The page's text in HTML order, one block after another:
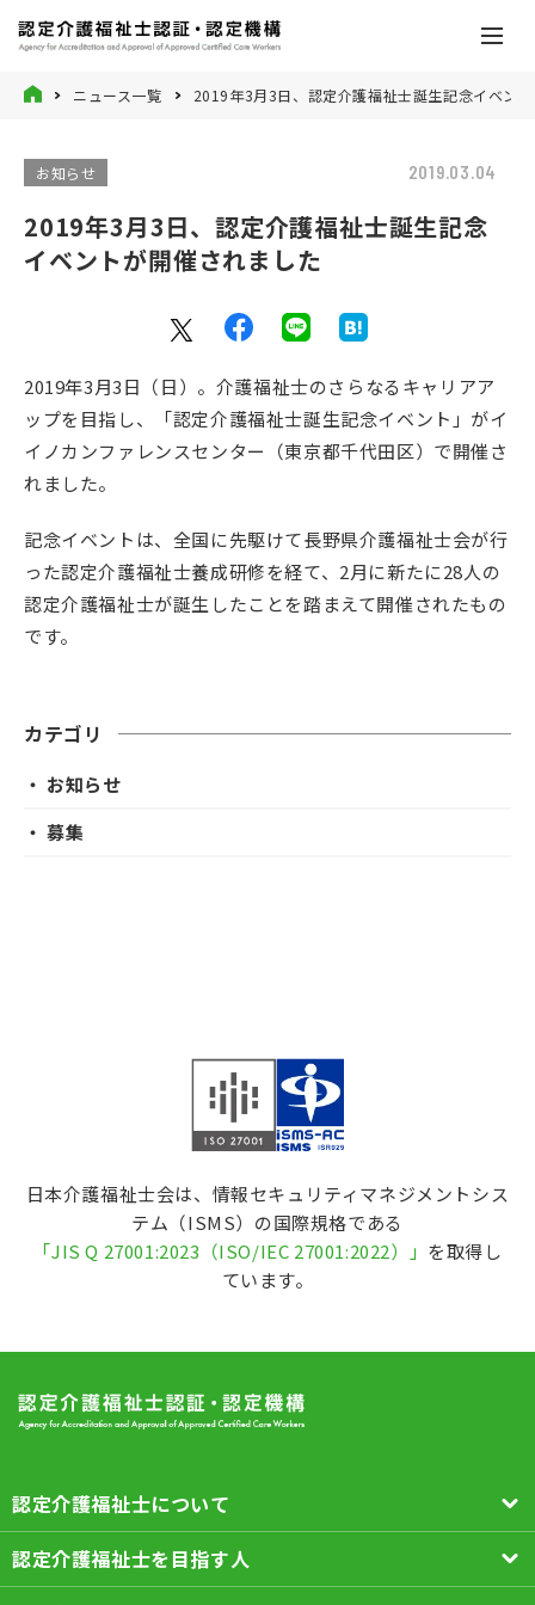
ニュース一覧 2019年3月3日、認定介護福祉士誕生記念イベン
お知らせ 2019.03.04
2019年3月3日、認定介護福祉士誕生記念
イベントが開催されました
2019年3月3日（日）。介護福祉士のさらなるキャリアア
ップを目指し、「認定介護福祉士誕生記念イベント」がイ
イノカンファレンスセンター（東京都千代田区）で開催さ
れました。
記念イベントは、全国に先駆けて長野県介護福祉士会が行
った認定介護福祉士養成研修を経て、2月に新たに28人の
認定介護福祉士が誕生したことを踏まえて開催されたもの
です。
カテゴリ
・ お知らせ
・ 募集
日本介護福祉士会は、情報セキュリティマネジメントシス
テム（ISMS）の国際規格である
「JIS Q 27001:2023（ISO/IEC 27001:2022）」 を取得し
ています。
認定介護福祉士について
認定介護福祉士を目指す人